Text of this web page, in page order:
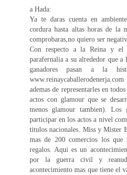
a Hada:
Ya te daras cuenta en
cordura hasta altas horas de la
comprobaras,no quiero ser
Con respecto a la Reina y el
parafernalia a su alrededor que
ganadores pasan a la
www.reinaycaballerodenerja.com
ademas de representarles en
actos con glamour que se
menos glamour tambien). Los
participar en los actos a nivel
titulos nacionales. Miss y Mister
mas de 200 comercios los que
regalos. Aqui es un
por la guerra civil y
acontecimiento mas que tiene el